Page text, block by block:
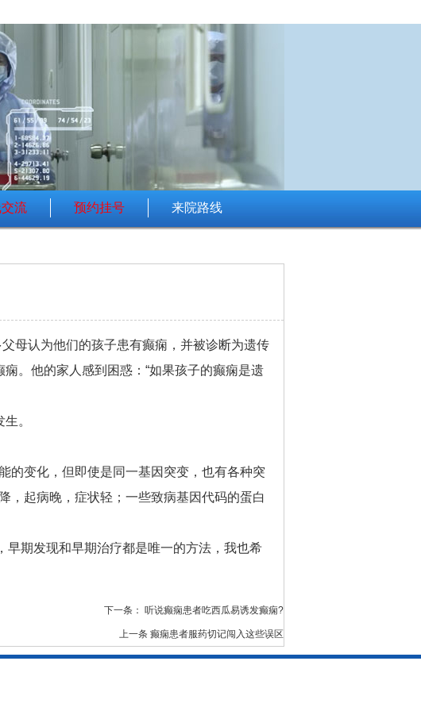
流 预约挂号 来院路线
母认为他们的孩子患有癫痫，并被诊断为遗传
。他的家人感到困惑：“如果孩子的癫痫是遗
。
的变化，但即使是同一基因突变，也有各种突
，起病晚，症状轻；一些致病基因代码的蛋白
期发现和早期治疗都是唯一的方法，我也希
下一条： 听说癫痫患者吃西瓜易诱发癫痫?
上一条 癫痫患者服药切记闯入这些误区